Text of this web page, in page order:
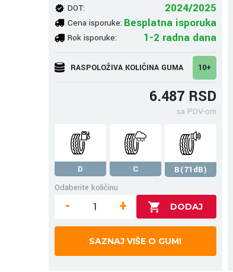
DOT: 2024/2025
Cena isporuke: Besplatna isporuka
Rok isporuke: 1-2 radna dana
RASPOLOŽIVA KOLIČINA GUMA 10+
6.487 RSD
sa PDV-om
D C
B(71dB)
Odaberite količinu
- +
SAZNAJ VIŠE O GUMI